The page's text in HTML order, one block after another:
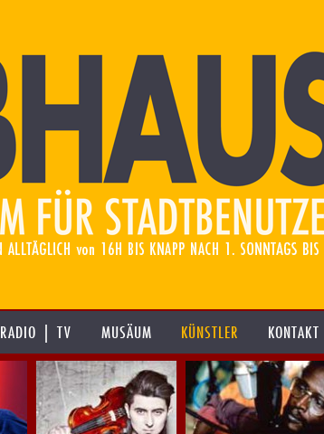
RADIO | TV MUSÄUM KÜNSTLER KONTAKT